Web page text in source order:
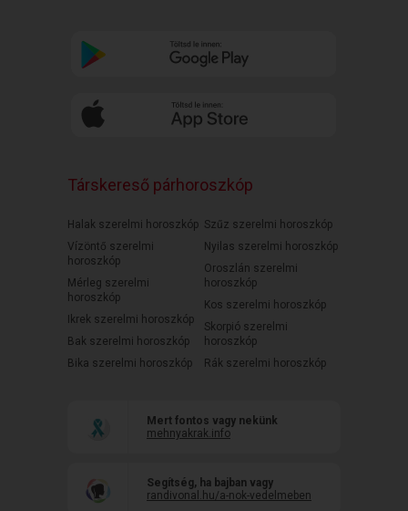
Társkereső párhoroszkóp
Halak szerelmi horoszkóp
Vízöntő szerelmi
horoszkóp
Mérleg szerelmi
horoszkóp
Ikrek szerelmi horoszkóp
Bak szerelmi horoszkóp
Bika szerelmi horoszkóp
Szűz szerelmi horoszkóp
Nyilas szerelmi horoszkóp
Oroszlán szerelmi
horoszkóp
Kos szerelmi horoszkóp
Skorpió szerelmi
horoszkóp
Rák szerelmi horoszkóp
Mert fontos vagy nekünk
mehnyakrak.info
Segítség, ha bajban vagy
randivonal.hu/a-nok-vedelmeben